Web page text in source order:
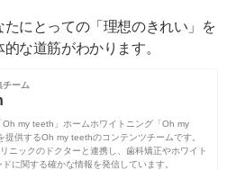
にとっての「理想のきれい」を
な道筋がわかります。
チーム
Oh my teeth」ホームホワイトニング「Oh my
供するOh my teethのコンテンツチームです。
ニックのドクターと連携し、歯科矯正やホワイト
に関する確かな情報を発信しています。